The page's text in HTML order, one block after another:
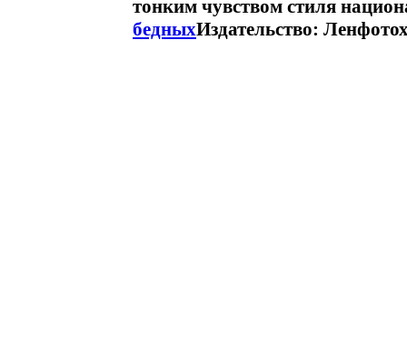
тонким чувством стиля
бедныхИздательство: